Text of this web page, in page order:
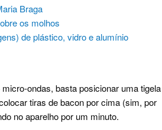
Braga
os molhos
de plástico, vidro e alumínio
ondas, basta posicionar uma tigela
tiras de bacon por cima (sim, por
no aparelho por um minuto.